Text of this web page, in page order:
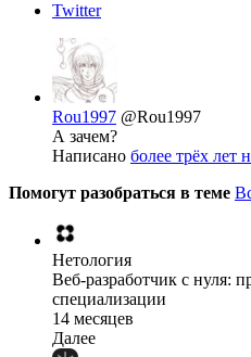
Twitter
Rou1997 @Rou1997
А зачем?
Написано более трёх лет
Помогут разобраться в теме
Нетология
Веб-разработчик с нуля:
специализации
14 месяцев
Далее